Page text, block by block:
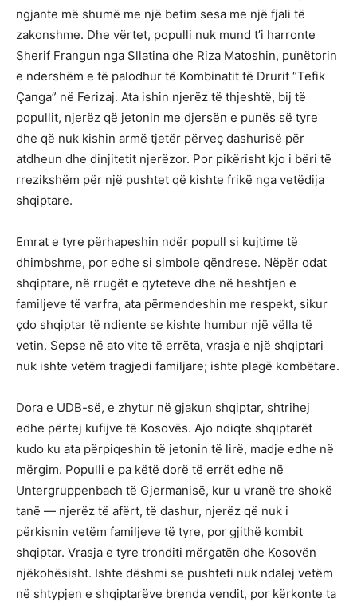
ngjante më shumë me një betim sesa me një fjali të
zakonshme. Dhe vërtet, populli nuk mund t’i harronte
Sherif Frangun nga Sllatina dhe Riza Matoshin, punëtorin
e ndershëm e të palodhur të Kombinatit të Drurit “Tefik
Çanga” në Ferizaj. Ata ishin njerëz të thjeshtë, bij të
popullit, njerëz që jetonin me djersën e punës së tyre
dhe që nuk kishin armë tjetër përveç dashurisë për
atdheun dhe dinjitetit njerëzor. Por pikërisht kjo i bëri të
rrezikshëm për një pushtet që kishte frikë nga vetëdija
shqiptare.
Emrat e tyre përhapeshin ndër popull si kujtime të
dhimbshme, por edhe si simbole qëndrese. Nëpër odat
shqiptare, në rrugët e qyteteve dhe në heshtjen e
familjeve të varfra, ata përmendeshin me respekt, sikur
çdo shqiptar të ndiente se kishte humbur një vëlla të
vetin. Sepse në ato vite të errëta, vrasja e një shqiptari
nuk ishte vetëm tragjedi familjare; ishte plagë kombëtare.
Dora e UDB-së, e zhytur në gjakun shqiptar, shtrihej
edhe përtej kufijve të Kosovës. Ajo ndiqte shqiptarët
kudo ku ata përpiqeshin të jetonin të lirë, madje edhe në
mërgim. Populli e pa këtë dorë të errët edhe në
Untergruppenbach të Gjermanisë, kur u vranë tre shokë
tanë — njerëz të afërt, të dashur, njerëz që nuk i
përkisnin vetëm familjeve të tyre, por gjithë kombit
shqiptar. Vrasja e tyre tronditi mërgatën dhe Kosovën
njëkohësisht. Ishte dëshmi se pushteti nuk ndalej vetëm
në shtypjen e shqiptarëve brenda vendit, por kërkonte ta